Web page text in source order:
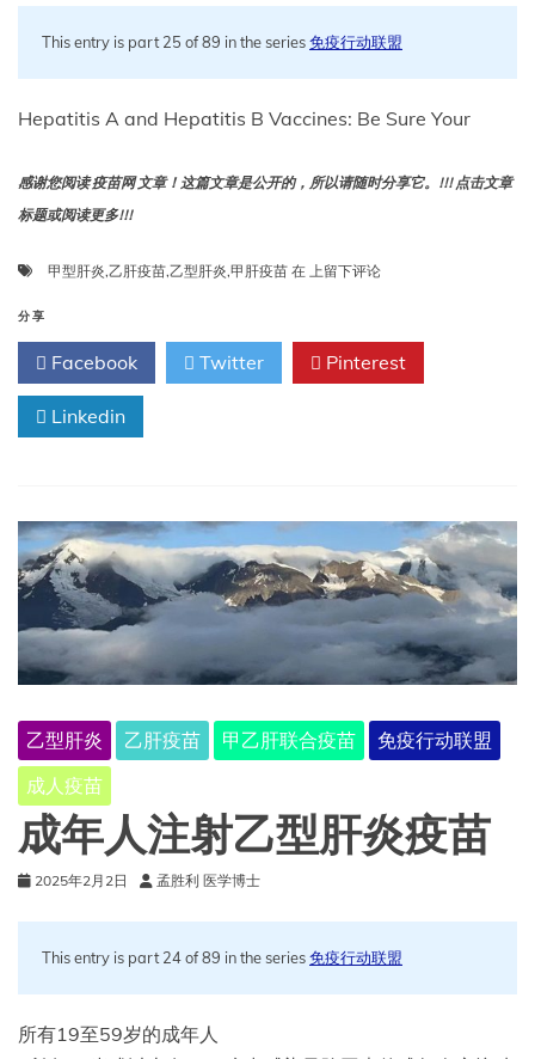
This entry is part 25 of 89 in the series免疫行动联盟
Hepatitis A and Hepatitis B Vaccines: Be Sure Your
感谢您阅读 疫苗网 文章！这篇文章是公开的，所以请随时分享它。!!! 点击文章
标题或阅读更多!!!
甲型肝炎,乙肝疫苗,乙型肝炎,甲肝疫苗 在 甲
炎
和
乙
保
您
的
患
者
获
正
确
量
上留下评论
分享
Facebook Twitter Pinterest
Linkedin
乙型肝炎 乙肝疫苗 甲乙肝联合疫苗
免疫行动联盟
成人疫苗
成年人注射乙型肝炎疫苗
2025年2月2日 孟胜利 医学博士
This entry is part 24 of 89 in the series免疫行动联盟
所有19至59岁的成年人